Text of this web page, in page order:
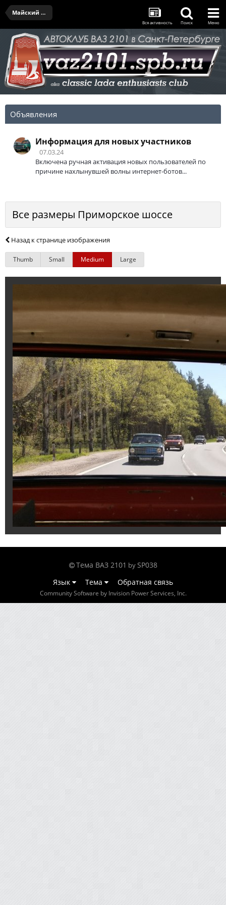
Майский выезд
Вся активность Поиск Меню
Объявления
Информация для новых участников
07.03.24
Включена ручная активация новых пользователей по
причине нахлынувшей волны интернет-ботов...
Все размеры Приморское шоссе
Назад к странице изображения
Thumb Small Medium Large
Тема ВАЗ 2101 by SP038
Язык
Тема Обратная связь
Community Software by Invision Power Services, Inc.